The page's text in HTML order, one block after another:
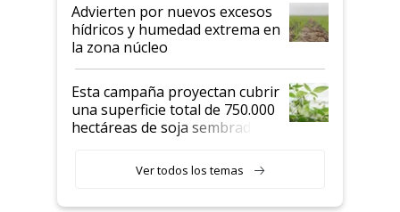
Advierten por nuevos excesos
hídricos y humedad extrema en
la zona núcleo
Esta campaña proyectan cubrir
una superficie total de 750.000
hectáreas de soja sembradas
variedades que marcan un
salto tecnológico en genética y
Ver todos los temas